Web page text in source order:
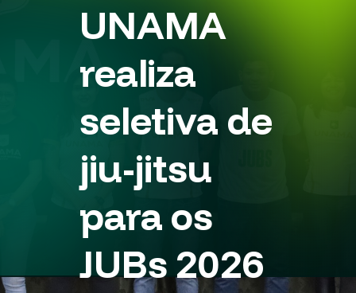
UNAMA
realiza
seletiva de
jiu-jitsu
para os
JUBs 2026